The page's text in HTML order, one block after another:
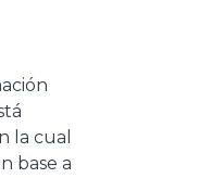
la cual
base a